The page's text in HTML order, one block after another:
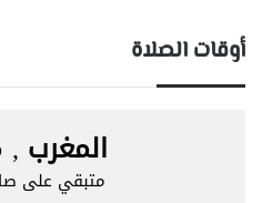
أوقات الصلاة